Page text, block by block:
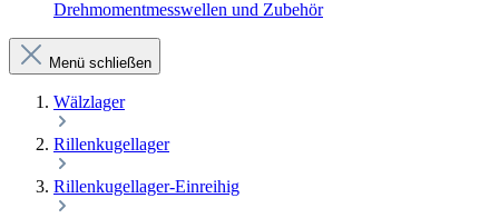
Drehmomentmesswellen und Zubehör
Menü schließen
Wälzlager
Rillenkugellager
Rillenkugellager-Einreihig